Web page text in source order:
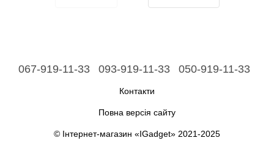
067-919-11-33 093-919-11-33 050-919-11-33
Контакти
Повна версія сайту
© Інтернет-магазин «IGadget» 2021-2025